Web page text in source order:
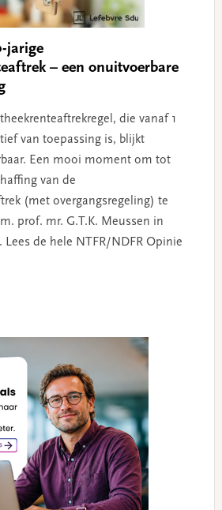
jarige
– een onuitvoerbare
die vanaf 1
van toepassing is, blijkt
Een mooi moment om tot
van de
(met overgangsregeling) te
prof. mr. G.T.K. Meussen in
Lees de hele NTFR/NDFR Opinie